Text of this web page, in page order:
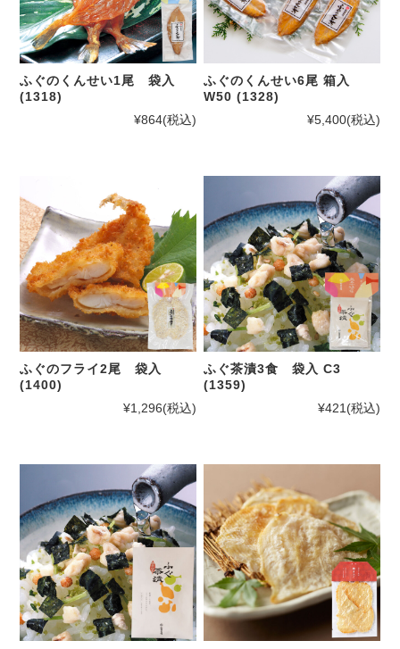
ふぐのくんせい1尾 袋入
(1318)
¥864(税込)
ふぐのくんせい6尾 箱入
W50 (1328)
¥5,400(税込)
ふぐのフライ2尾 袋入
(1400)
¥1,296(税込)
ふぐ茶漬3食 袋入 C3
(1359)
¥421(税込)